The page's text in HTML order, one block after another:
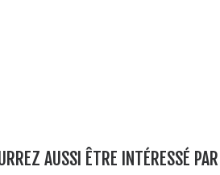
AUSSI ÊTRE INTÉRESSÉ PAR